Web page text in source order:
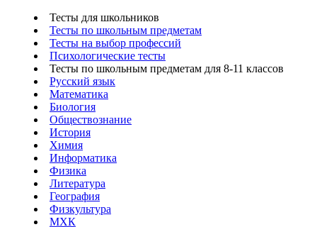
Тесты для школьников
Тесты по школьным предметам
Тесты на выбор профессий
Психологические тесты
Тесты по школьным предметам для 8-11 классов
Русский язык
Математика
Биология
Обществознание
История
Химия
Информатика
Физика
Литература
География
Физкультура
МХК